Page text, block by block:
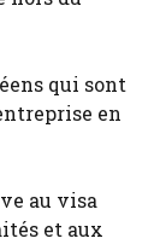
qui sont
en
au visa
et aux